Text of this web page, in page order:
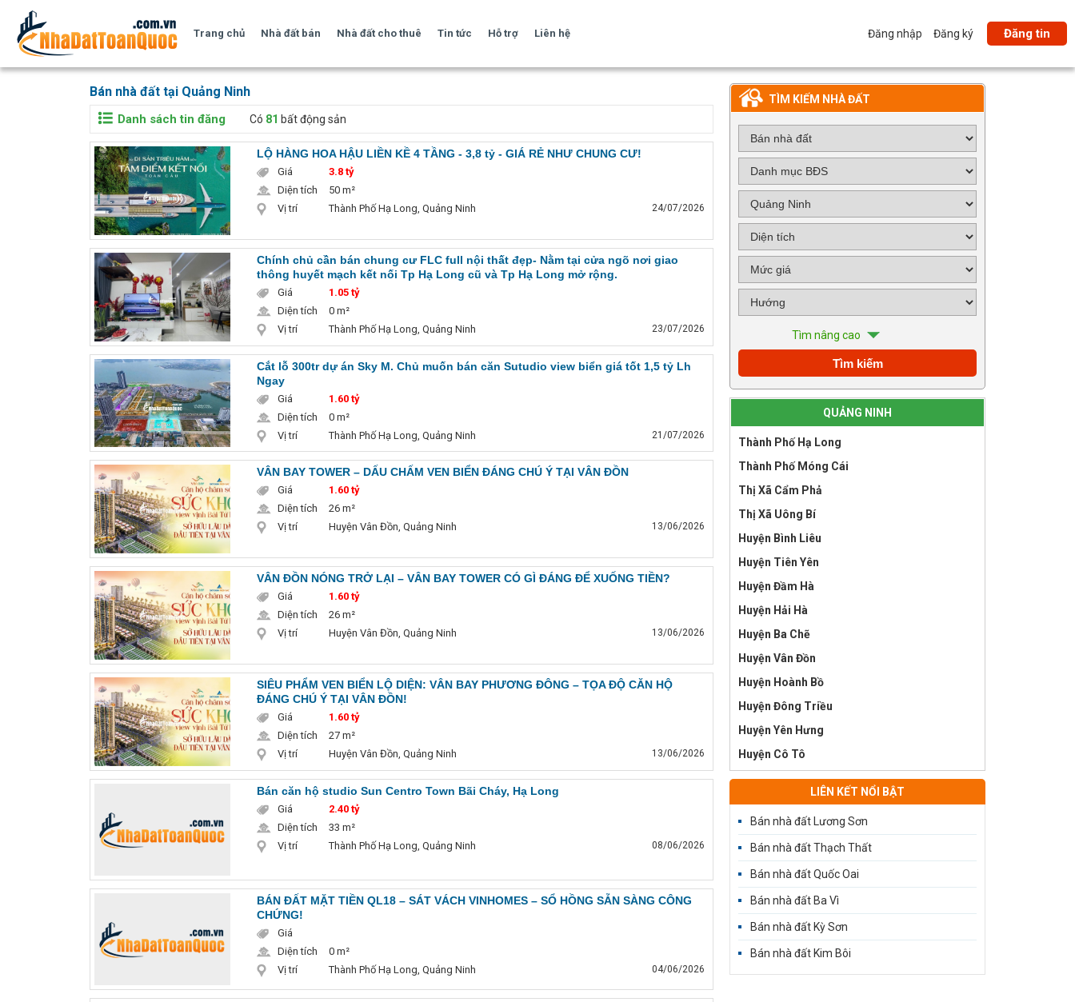
Trang chủ Nhà đất bán Nhà đất cho thuê Tin tức Hỗ trợ Liên hệ Đăng nhập Đăng ký Đăng tin
Bán nhà đất tại Quảng Ninh
Danh sách tin đăng Có 81 bất động sản
LỘ HÀNG HOA HẬU LIỀN KỀ 4 TẦNG - 3,8 tỷ - GIÁ RẺ NHƯ CHUNG CƯ!
Giá
3.8 tỷ
Diện tích
50 m²
Vị trí
Thành Phố Hạ Long, Quảng Ninh 24/07/2026
Chính chủ cần bán chung cư FLC full nội thất đẹp- Nằm tại cửa ngõ nơi giao
thông huyết mạch kết nối Tp Hạ Long cũ và Tp Hạ Long mở rộng.
Giá
1.05 tỷ
Diện tích
0 m²
Vị trí
Thành Phố Hạ Long, Quảng Ninh 23/07/2026
Cắt lỗ 300tr dự án Sky M. Chủ muốn bán căn Sutudio view biển giá tốt 1,5 tỷ Lh
Ngay
Giá
1.60 tỷ
Diện tích
0 m²
Vị trí
Thành Phố Hạ Long, Quảng Ninh 21/07/2026
VÂN BAY TOWER – DẤU CHẤM VEN BIỂN ĐÁNG CHÚ Ý TẠI VÂN ĐỒN
Giá
1.60 tỷ
Diện tích
26 m²
Vị trí
Huyện Vân Đồn, Quảng Ninh 13/06/2026
VÂN ĐỒN NÓNG TRỞ LẠI – VÂN BAY TOWER CÓ GÌ ĐÁNG ĐỂ XUỐNG TIỀN?
Giá
1.60 tỷ
Diện tích
26 m²
Vị trí
Huyện Vân Đồn, Quảng Ninh 13/06/2026
SIÊU PHẨM VEN BIỂN LỘ DIỆN: VÂN BAY PHƯƠNG ĐÔNG – TỌA ĐỘ CĂN HỘ
ĐÁNG CHÚ Ý TẠI VÂN ĐỒN!
Giá
1.60 tỷ
Diện tích
27 m²
Vị trí
Huyện Vân Đồn, Quảng Ninh 13/06/2026
Bán căn hộ studio Sun Centro Town Bãi Cháy, Hạ Long
Giá
2.40 tỷ
Diện tích
33 m²
Vị trí
Thành Phố Hạ Long, Quảng Ninh 08/06/2026
BÁN ĐẤT MẶT TIỀN QL18 – SÁT VÁCH VINHOMES – SỔ HỒNG SẴN SÀNG CÔNG
CHỨNG!
Giá
Diện tích
0 m²
Vị trí
Thành Phố Hạ Long, Quảng Ninh 04/06/2026
TÌM KIẾM NHÀ ĐẤT
Tìm nâng cao
QUẢNG NINH
Thành Phố Hạ Long
Thành Phố Móng Cái
Thị Xã Cẩm Phả
Thị Xã Uông Bí
Huyện Bình Liêu
Huyện Tiên Yên
Huyện Đầm Hà
Huyện Hải Hà
Huyện Ba Chẽ
Huyện Vân Đồn
Huyện Hoành Bồ
Huyện Đông Triều
Huyện Yên Hưng
Huyện Cô Tô
LIÊN KẾT NỔI BẬT
Bán nhà đất Lương Sơn
Bán nhà đất Thạch Thất
Bán nhà đất Quốc Oai
Bán nhà đất Ba Vì
Bán nhà đất Kỳ Sơn
Bán nhà đất Kim Bôi